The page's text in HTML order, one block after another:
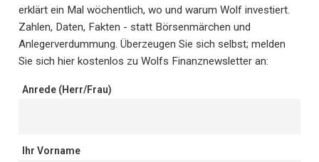
erklärt ein Mal wöchentlich, wo und warum Wolf investiert.
Zahlen, Daten, Fakten - statt Börsenmärchen und
Anlegerverdummung. Überzeugen Sie sich selbst; melden
Sie sich hier kostenlos zu Wolfs Finanznewsletter an:
Anrede (Herr/Frau)
Ihr Vorname